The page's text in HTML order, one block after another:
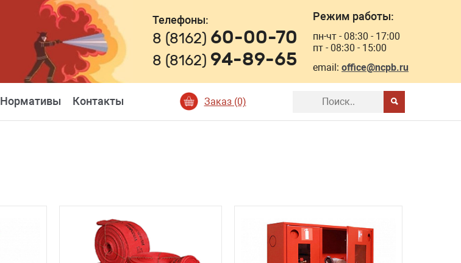
Телефоны:
8 (8162) 60-00-70
8 (8162) 94-89-65
Режим работы:
пн-чт - 08:30 - 17:00
пт - 08:30 - 15:00
email: office@ncpb.ru
Нормативы Контакты Заказ (0)